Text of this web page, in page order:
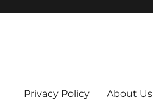
Privacy Policy About Us